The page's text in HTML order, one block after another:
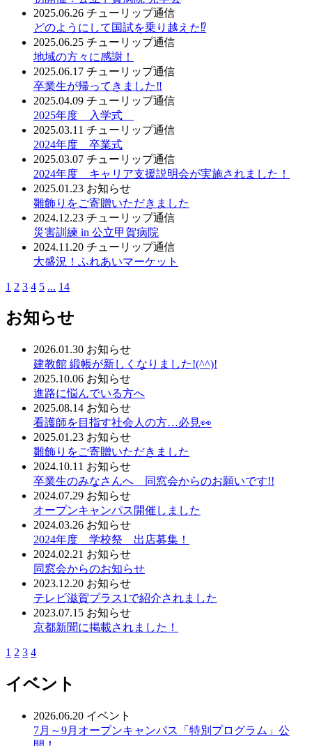
2025.06.26 チューリップ通信
どのようにして国試を乗り越えた⁉
2025.06.25 チューリップ通信
地域の方々に感謝！
2025.06.17 チューリップ通信
卒業生が帰ってきました‼
2025.04.09 チューリップ通信
2025年度 入学式
2025.03.11 チューリップ通信
2024年度 卒業式
2025.03.07 チューリップ通信
2024年度 キャリア支援説明会が実施されました！
2025.01.23 お知らせ
雛飾りをご寄贈いただきました
2024.12.23 チューリップ通信
災害訓練 in 公立甲賀病院
2024.11.20 チューリップ通信
大盛況！ふれあいマーケット
1 2 3 4 5 ... 14
お知らせ
2026.01.30 お知らせ
建教館 緞帳が新しくなりました!(^^)!
2025.10.06 お知らせ
進路に悩んでいる方へ
2025.08.14 お知らせ
看護師を目指す社会人の方…必見👀
2025.01.23 お知らせ
雛飾りをご寄贈いただきました
2024.10.11 お知らせ
卒業生のみなさんへ 同窓会からのお願いです!!
2024.07.29 お知らせ
オープンキャンパス開催しました
2024.03.26 お知らせ
2024年度 学校祭 出店募集！
2024.02.21 お知らせ
同窓会からのお知らせ
2023.12.20 お知らせ
テレビ滋賀プラス1で紹介されました
2023.07.15 お知らせ
京都新聞に掲載されました！
1 2 3 4
イベント
2026.06.20 イベント
7月～9月オープンキャンパス「特別プログラム」公